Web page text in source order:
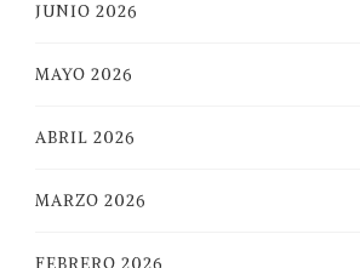
JUNIO 2026
MAYO 2026
ABRIL 2026
MARZO 2026